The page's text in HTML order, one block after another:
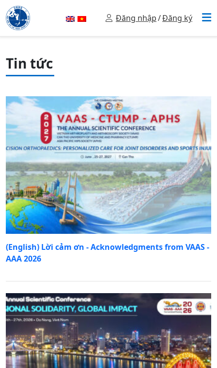
Đăng nhập/Đăng ký
Tin tức
(English) Lời cảm ơn - Acknowledgments from VAAS -
AAA 2026